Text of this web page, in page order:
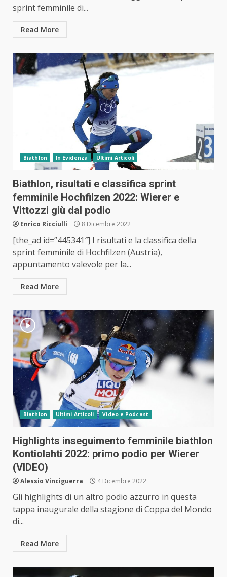
sprint femminile di...
Read More
Biathlon In Evidenza Ultimi Articoli
Biathlon, risultati e classifica sprint
femminile Hochfilzen 2022: Wierer e
Vittozzi giù dal podio
Enrico Ricciulli 8 Dicembre 2022
[the_ad id=”445341″] I risultati e la classifica della
sprint femminile di Hochfilzen (Austria),
appuntamento valevole per la...
Read More
Biathlon Ultimi Articoli Video e Podcast
Highlights inseguimento femminile biathlon
Kontiolahti 2022: primo podio per Wierer
(VIDEO)
Alessio Vinciguerra 4 Dicembre 2022
Gli highlights di un altro podio azzurro in questa
tappa inaugurale della stagione di Coppa del Mondo
di...
Read More